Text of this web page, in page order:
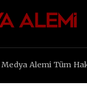
Alemi Tüm